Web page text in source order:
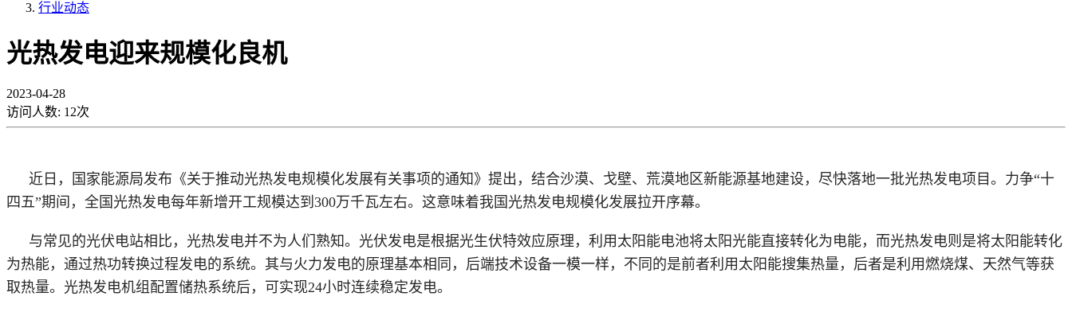
行业动态
光热发电迎来规模化良机
2023-04-28
访问人数: 12次
近日，国家能源局发布《关于推动光热发电规模化发展有关事项的通知》提出，结合沙漠、戈壁、荒漠地区新能源基地建设，尽快落地一批光热发电项目。力争“十
四五”期间，全国光热发电每年新增开工规模达到300万千瓦左右。这意味着我国光热发电规模化发展拉开序幕。
与常见的光伏电站相比，光热发电并不为人们熟知。光伏发电是根据光生伏特效应原理，利用太阳能电池将太阳光能直接转化为电能，而光热发电则是将太阳能转化
为热能，通过热功转换过程发电的系统。其与火力发电的原理基本相同，后端技术设备一模一样，不同的是前者利用太阳能搜集热量，后者是利用燃烧煤、天然气等获
取热量。光热发电机组配置储热系统后，可实现24小时连续稳定发电。